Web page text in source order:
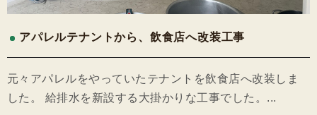
アパレルテナントから、飲食店へ改装工事
元々アパレルをやっていたテナントを飲食店へ改装しま
した。 給排水を新設する大掛かりな工事でした。...